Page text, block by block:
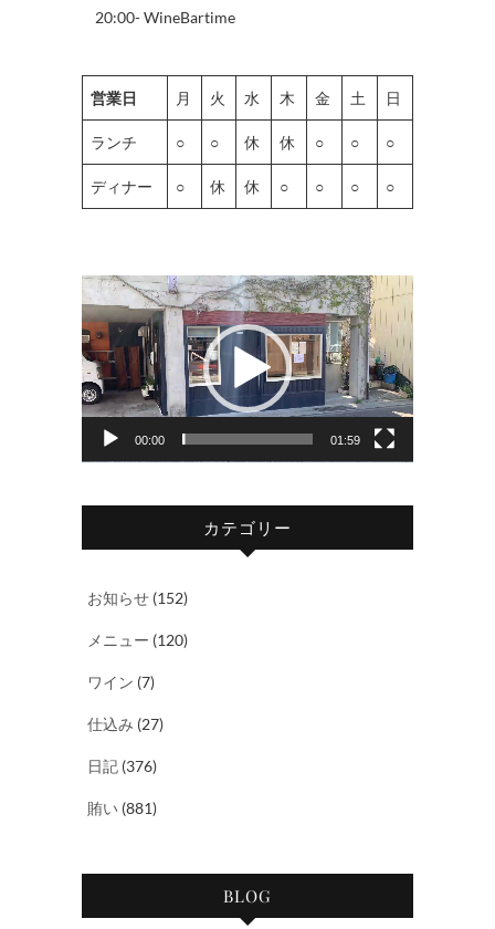
20:00- WineBartime
営業日 月 火 水 木 金 土 日
ランチ ○ ○ 休 休 ○ ○ ○
ディナー ○ 休 休 ○ ○ ○ ○
動
画
プ
レ
ー
00:00 01:59
カテゴリー
お知らせ (152)
メニュー (120)
ワイン (7)
仕込み (27)
日記 (376)
賄い (881)
BLOG